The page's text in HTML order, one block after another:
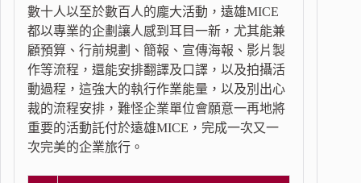
數十人以至於數百人的龐大活動，遠雄MICE
都以專業的企劃讓人感到耳目一新，尤其能兼
顧預算、行前規劃、簡報、宣傳海報、影片製
作等流程，還能安排翻譯及口譯，以及拍攝活
動過程，這強大的執行作業能量，以及別出心
裁的流程安排，難怪企業單位會願意一再地將
重要的活動託付於遠雄MICE，完成一次又一
次完美的企業旅行。